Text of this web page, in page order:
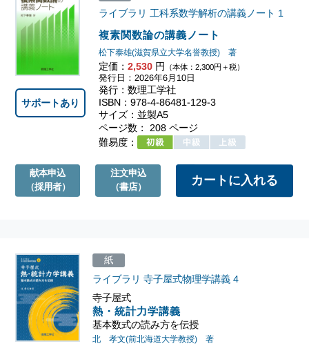
複素関数論の講義ノート
ライブラリ 工科系数学解析の講義ノート 1
松下泰雄(滋賀県立大学名誉教授) 著
定価： 2,530円 （本体：2,300円＋税）
発行日：2026年6月10日
発行：数理工学社
ISBN：978-4-86481-129-3
サイズ：並製A5
ページ数： 208 ページ
難易度：
サポートあり
献本申込
（採用者）
注文申込
（書店）
寺子屋式
熱・統計力学講義
基本数式の読み方を伝授
ライブラリ 寺子屋式物理学講義 4
北 孝文(前北海道大学教授) 著
紙